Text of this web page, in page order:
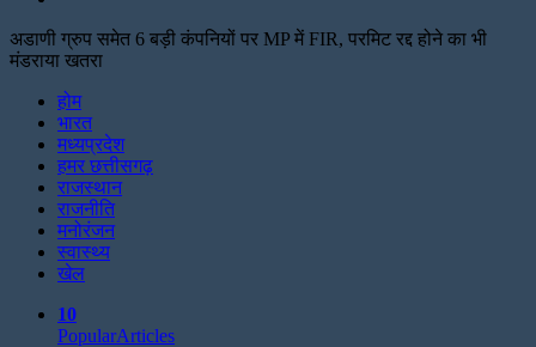
अडाणी ग्रुप समेत 6 बड़ी कंपनियों पर MP में FIR, परमिट रद्द होने का भी
मंडराया खतरा
होम
भारत
मध्यप्रदेश
हमर छत्तीसगढ़
राजस्थान
राजनीति
मनोरंजन
स्वास्थ्य
खेल
10
PopularArticles